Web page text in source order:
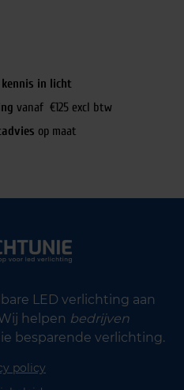
in licht
vanaf €125 excl btw
op maat
LED verlichting aan
helpen bedrijven
besparende verlichting.
policy